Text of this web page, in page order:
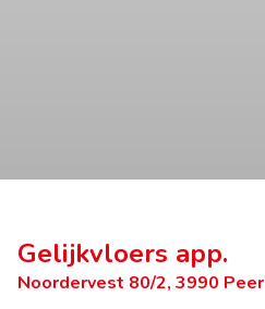
Gelijkvloers app.
Noordervest 80/2, 3990 Peer